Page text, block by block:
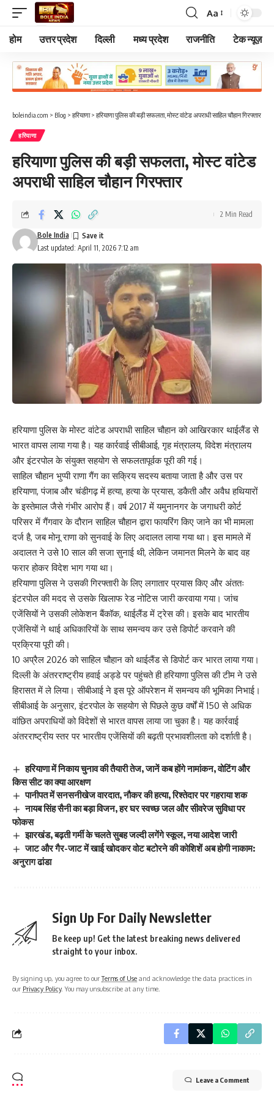
Font
Resizer
Aa
होम उत्तर प्रदेश दिल्ली मध्य प्रदेश राजनीति टेक न्यूज़
boleindia.com > Blog > हरियाणा> हरियाणा पुलिस की बड़ी सफलता, मोस्ट वांटेड अपराधी साहिल चौहान गिरफ्तार
हरियाणा
हरियाणा पुलिस की बड़ी सफलता, मोस्ट वांटेड
अपराधी साहिल चौहान गिरफ्तार
Last updated: April 11, 2026 7:12 am
Bole India
2 Min Read
हरियाणा पुलिस के मोस्ट वांटेड अपराधी साहिल चौहान को आखिरकार थाईलैंड से
भारत वापस लाया गया है। यह कार्रवाई सीबीआई, गृह मंत्रालय, विदेश मंत्रालय
और इंटरपोल के संयुक्त सहयोग से सफलतापूर्वक पूरी की गई।
साहिल चौहान भुप्पी राणा गैंग का सक्रिय सदस्य बताया जाता है और उस पर
हरियाणा, पंजाब और चंडीगढ़ में हत्या, हत्या के प्रयास, डकैती और अवैध हथियारों
के इस्तेमाल जैसे गंभीर आरोप हैं। वर्ष 2017 में यमुनानगर के जगाधरी कोर्ट
परिसर में गैंगवार के दौरान साहिल चौहान द्वारा फायरिंग किए जाने का भी मामला
दर्ज है, जब मोनू राणा को सुनवाई के लिए अदालत लाया गया था। इस मामले में
अदालत ने उसे 10 साल की सजा सुनाई थी, लेकिन जमानत मिलने के बाद वह
फरार होकर विदेश भाग गया था।
हरियाणा पुलिस ने उसकी गिरफ्तारी के लिए लगातार प्रयास किए और अंततः
इंटरपोल की मदद से उसके खिलाफ रेड नोटिस जारी करवाया गया। जांच
एजेंसियों ने उसकी लोकेशन बैंकॉक, थाईलैंड में ट्रेस की। इसके बाद भारतीय
एजेंसियों ने थाई अधिकारियों के साथ समन्वय कर उसे डिपोर्ट करवाने की
प्रक्रिया पूरी की।
10 अप्रैल 2026 को साहिल चौहान को थाईलैंड से डिपोर्ट कर भारत लाया गया।
दिल्ली के अंतरराष्ट्रीय हवाई अड्डे पर पहुंचते ही हरियाणा पुलिस की टीम ने उसे
हिरासत में ले लिया। सीबीआई ने इस पूरे ऑपरेशन में समन्वय की भूमिका निभाई।
सीबीआई के अनुसार, इंटरपोल के सहयोग से पिछले कुछ वर्षों में 150 से अधिक
वांछित अपराधियों को विदेशों से भारत वापस लाया जा चुका है। यह कार्रवाई
अंतरराष्ट्रीय स्तर पर भारतीय एजेंसियों की बढ़ती प्रभावशीलता को दर्शाती है।
हरियाणा में निकाय चुनाव की तैयारी तेज, जानें कब होंगे नामांकन, वोटिंग और
किस सीट का क्या आरक्षण
पानीपत में सनसनीखेज वारदात, नौकर की हत्या, रिश्तेदार पर गहराया शक
नायब सिंह सैनी का बड़ा विजन, हर घर स्वच्छ जल और सीवरेज सुविधा पर
फोकस
झारखंड, बढ़ती गर्मी के चलते सुबह जल्दी लगेंगे स्कूल, नया आदेश जारी
जाट और गैर-जाट में खाई खोदकर वोट बटोरने की कोशिशें अब होगी नाकाम:
अनुराग ढांडा
Sign Up For Daily Newsletter
Be keep up! Get the latest breaking news delivered
straight to your inbox.
By signing up, you agree to ourTerms of Use and acknowledge the data practices in
our Privacy Policy. You may unsubscribe at any time.
Leave a Comment